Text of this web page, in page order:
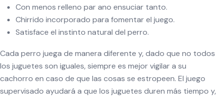
Con menos relleno par ano ensuciar tanto.
Chirrido incorporado para fomentar el juego.
Satisface el instinto natural del perro.
Cada perro juega de manera diferente y, dado que no todos
los juguetes son iguales, siempre es mejor vigilar a su
cachorro en caso de que las cosas se estropeen. El juego
supervisado ayudará a que los juguetes duren más tiempo y,